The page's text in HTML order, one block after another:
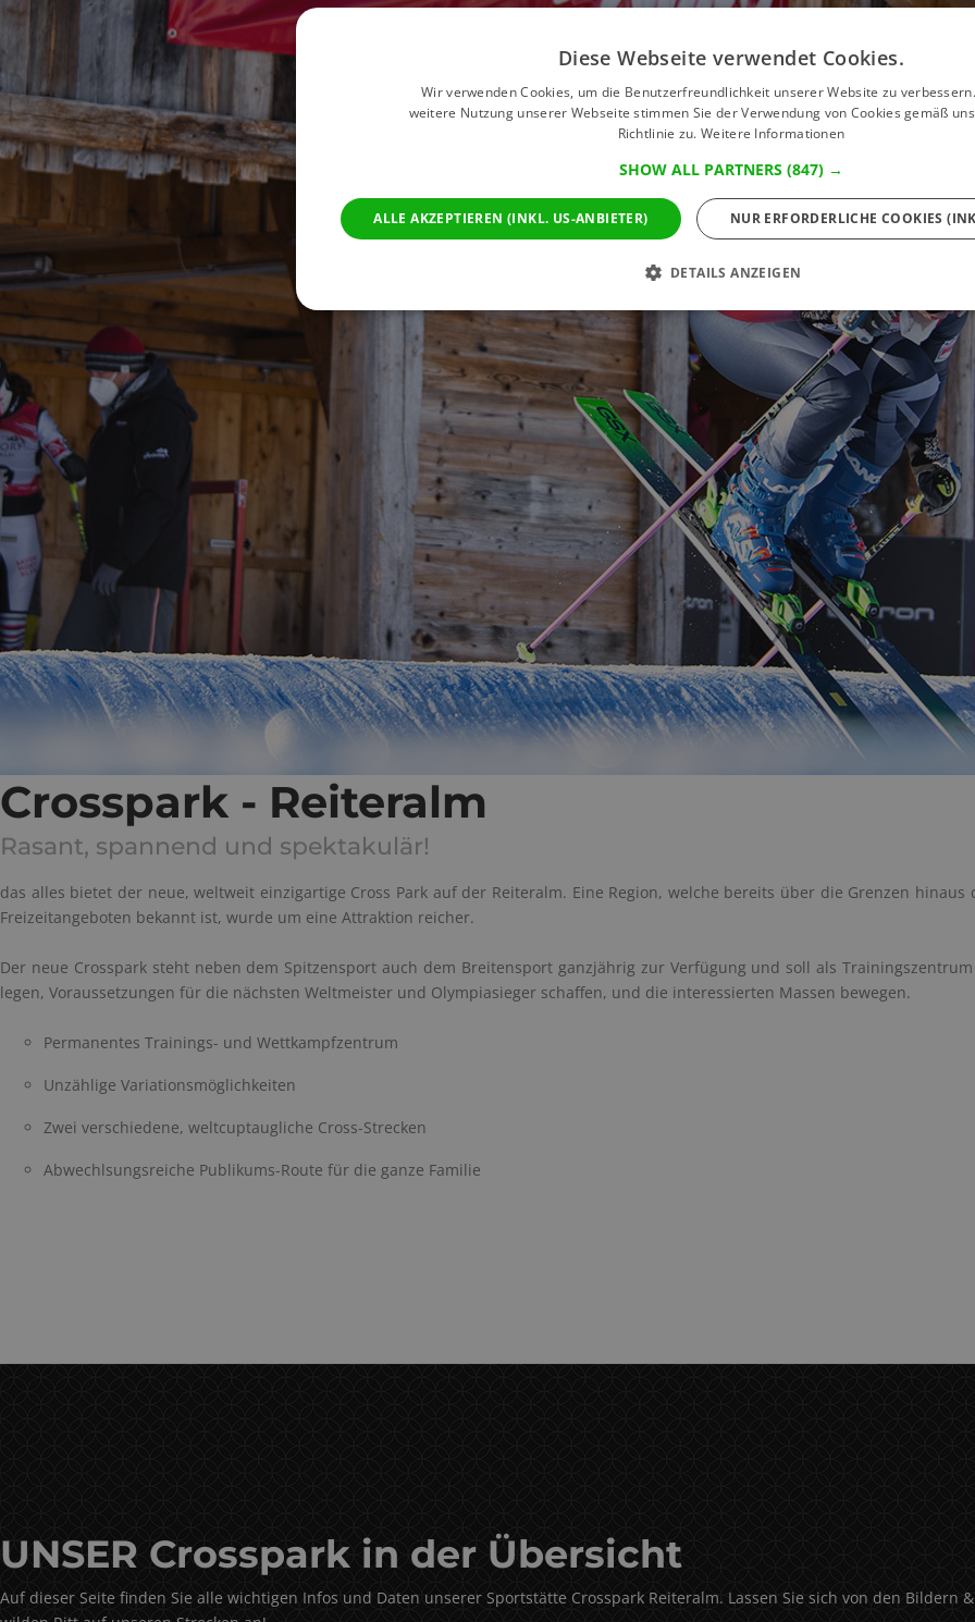
Crosspark - Reiteralm
Rasant, spannend und spektakulär!
das alles bietet der neue, weltweit einzigartige Cross Park auf der Reiteralm. Eine Region, welche bereits über die Grenzen
Freizeitangeboten bekannt ist, wurde um eine Attraktion reicher.
Der neue Crosspark steht neben dem Spitzensport auch dem Breitensport ganzjährig zur Verfügung und soll als
legen, Voraussetzungen für die nächsten Weltmeister und Olympiasieger schaffen, und die interessierten Massen bewegen.
Permanentes Trainings- und Wettkampfzentrum
Unzählige Variationsmöglichkeiten
Zwei verschiedene, weltcuptaugliche Cross-Strecken
Abwechlsungsreiche Publikums-Route für die ganze Familie
UNSER Crosspark in der Übersicht
Auf dieser Seite finden Sie alle wichtigen Infos und Daten unserer Sportstätte Crosspark Reiteralm. Lassen Sie sich von den
Diese Webseite verwendet Cookies.
Wir verwenden Cookies, um die Benutzerfreundlichkeit unserer Website zu
weitere Nutzung unserer Webseite stimmen Sie der Verwendung von Cookies gemäß
Richtlinie zu.Weitere Informationen
SHOW ALL PARTNERS (847) →
ALLE AKZEPTIEREN (INKL. US-ANBIETER) NUR ERFORDERLICHE COOKIES
DETAILS ANZEIGEN